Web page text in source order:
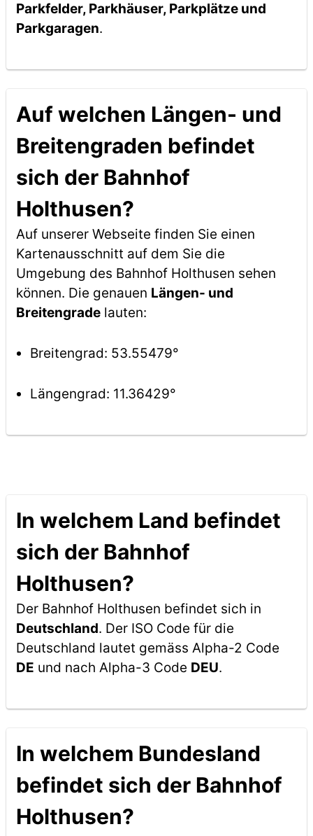
Parkfelder, Parkhäuser, Parkplätze und
Parkgaragen.
Auf welchen Längen- und
Breitengraden befindet
sich der Bahnhof
Holthusen?
Auf unserer Webseite finden Sie einen
Kartenausschnitt auf dem Sie die
Umgebung des Bahnhof Holthusen sehen
können. Die genauen Längen- und
Breitengradelauten:
Breitengrad: 53.55479°
Längengrad: 11.36429°
In welchem Land befindet
sich der Bahnhof
Holthusen?
Der Bahnhof Holthusen befindet sich in
Deutschland. Der ISO Code für die
Deutschland lautet gemäss Alpha-2 Code
DE und nach Alpha-3 Code DEU.
In welchem Bundesland
befindet sich der Bahnhof
Holthusen?